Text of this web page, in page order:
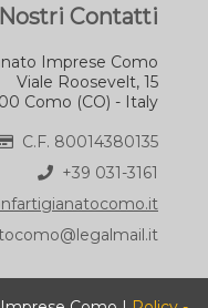
I Nostri Contatti
Imprese Como
Viale Roosevelt, 15
Como (CO) - Italy
C.F. 80014380135
+39 031-3161